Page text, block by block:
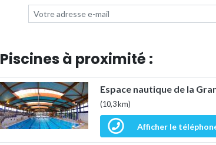
Piscines à proximité :
Espace nautique de la
(10,3 km)
Afficher le